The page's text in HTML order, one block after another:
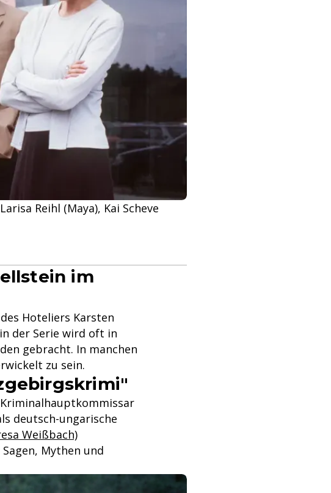
Reihl (Maya), Kai Scheve
im
Hoteliers Karsten
der Serie wird oft in
gebracht. In manchen
zu sein.
deutsch-ungarische
Weißbach)
Mythen und